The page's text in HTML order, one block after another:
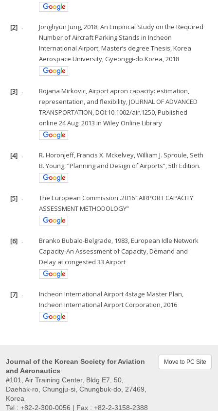
[2] .
Jonghyun Jung, 2018, An Empirical Study on the Required
Number of Aircraft Parking Stands in Incheon
International Airport, Master’s degree Thesis, Korea
Aerospace University, Gyeonggi-do Korea, 2018
[3] .
Bojana Mirkovic, Airport apron capacity: estimation,
representation, and flexibility, JOURNAL OF ADVANCED
TRANSPORTATION, DOI:10.1002/air.1250, Published
online 24 Aug. 2013 in Wiley Online Library
[4] .
R. Horonjeff, Francis X. Mckelvey, William J. Sproule, Seth
B. Young, “Planning and Design of Airports”, 5th Edition.
[5] .
The European Commission .2016 “AIRPORT CAPACITY
ASSESSMENT METHODOLOGY”
[6] .
Branko Bubalo-Belgrade, 1983, European Idle Network
Capacity-An Assessment of Capacity, Demand and
Delay at congested 33 Airport
[7] .
Incheon International Airport 4stage Master Plan,
Incheon International Airport Corporation, 2016
Journal of the Korean Society for Aviation
and Aeronautics
#101, Air Training Center, Bldg E7, 50,
Daehak-ro, Chungju-si, Chungbuk-do, 27469,
Korea
Tel : +82-2-300-0056 | Fax : +82-2-3158-2388
Move to PC Site